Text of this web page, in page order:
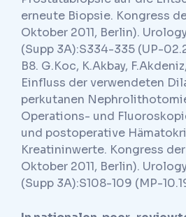
erneute Biopsie. Kongress
Oktober 2011, Berlin).
(Supp 3A):S334-335 (UP-
B8. G.Koc, K.Akbay,
Einfluss der verwendeten
perkutanen
Operations- und
und postoperative
Kreatininwerte. Kongress der
Oktober 2011, Berlin).
(Supp 3A):S108-109 (MP-